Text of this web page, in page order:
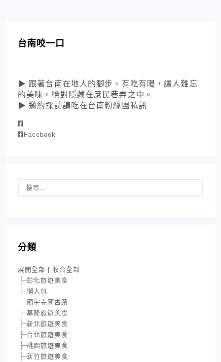
台南咬一口
▶ 跟著台南在地人的腳步，有吃有喝，讓人難忘
的美味，絕對隱藏在庶民巷弄之中。
▶ 邀約採訪請吃在台南粉絲團私訊
Facebook
分類
展開全部 | 收合全部
彰化旅遊美食
懶人包
廟宇寺廟古蹟
基隆旅遊美食
新北旅遊美食
台北旅遊美食
桃園旅遊美食
新竹旅遊美食